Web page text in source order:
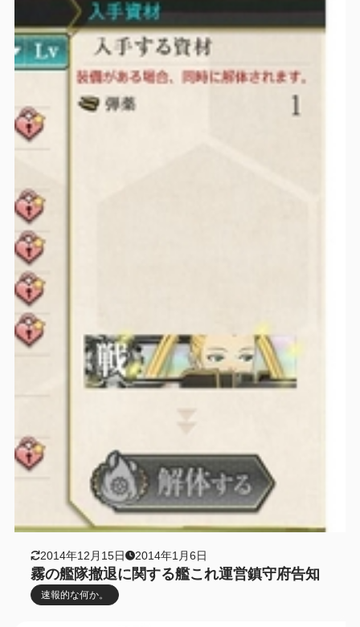
2014年12月15日 2014年1月6日
霧の艦隊撤退に関する艦これ運営鎮守府告知
速報的な何か。